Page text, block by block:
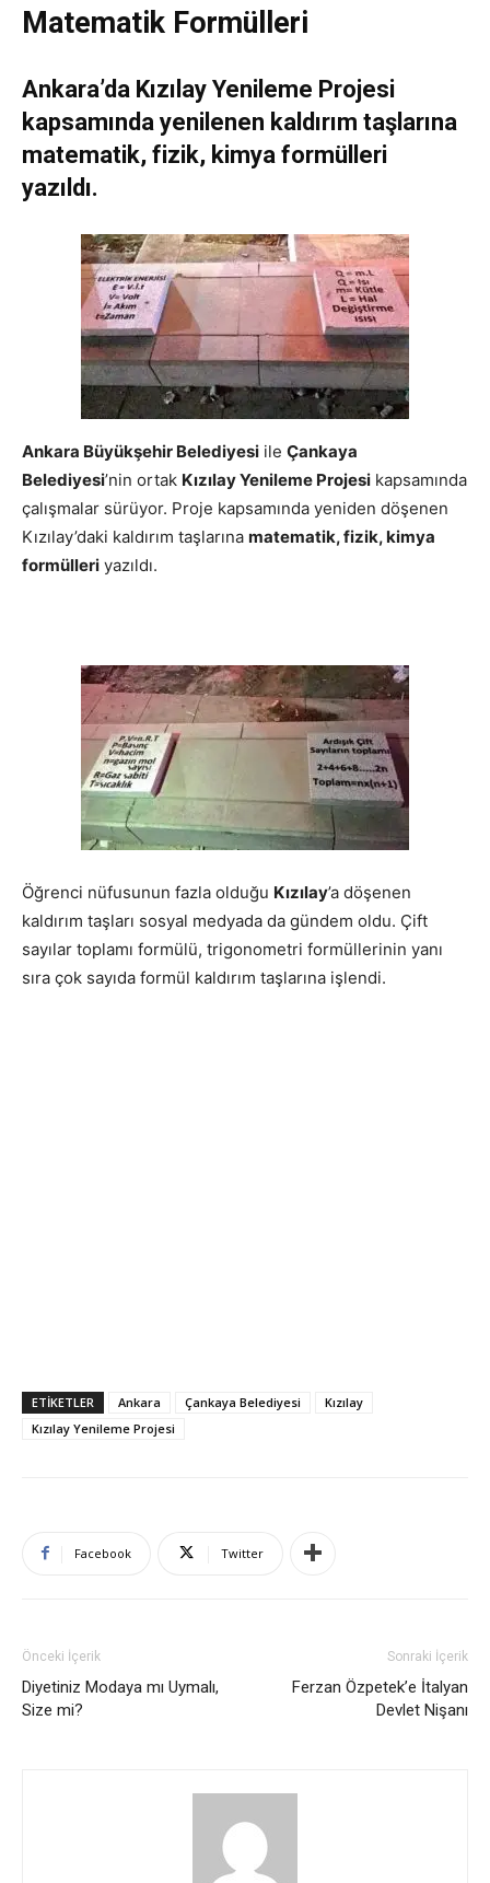
Matematik Formülleri
Ankara’da Kızılay Yenileme Projesi
kapsamında yenilenen kaldırım taşlarına
matematik, fizik, kimya formülleri
yazıldı.
Ankara Büyükşehir Belediyesi ile Çankaya
Belediyesi’nin ortak Kızılay Yenileme Projesi kapsamında
çalışmalar sürüyor. Proje kapsamında yeniden döşenen
Kızılay’daki kaldırım taşlarına matematik, fizik, kimya
formülleri yazıldı.
Öğrenci nüfusunun fazla olduğu Kızılay’a döşenen
kaldırım taşları sosyal medyada da gündem oldu. Çift
sayılar toplamı formülü, trigonometri formüllerinin yanı
sıra çok sayıda formül kaldırım taşlarına işlendi.
ETIKETLER Ankara Çankaya Belediyesi
Kızılay
Kızılay Yenileme Projesi
Facebook Twitter
Önceki İçerik
Diyetiniz Modaya mı Uymalı,
Size mi?
Sonraki İçerik
Ferzan Özpetek’e İtalyan
Devlet Nişanı